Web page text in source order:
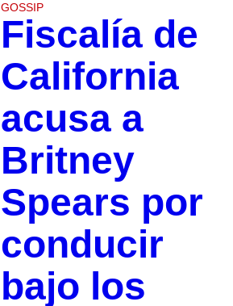
GOSSIP
Fiscalía de
California
acusa a
Britney
Spears por
conducir
bajo los